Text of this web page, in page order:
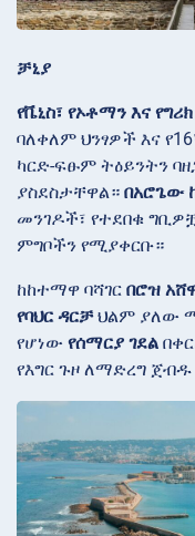
ቻኒያ
የቬኒስ፣ የኦቶማን እና
ባለቀለም ህንፃዎች እና
ካርድ-ፍፁም ትዕይንትን
ያስደስታቸዋል። በአሮጌው
መንገዶች፣ የተደበቁ
ምግቦችን የሚያቀርቡ።
ከከተማዋ ባሻገር በሮዝ
የባህር ዳርቻህልም ያለው
የሆነው የሰማርያ ገደል
የእግር ጉዞ ለማድረግ